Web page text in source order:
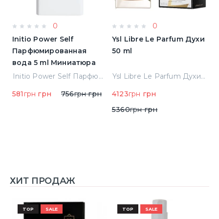
0
Initio Power Self
Парфюмированная
вода 5 ml Миниатюра
Initio Power Self Парфюмированная вода 5 ml Миниатюра
581 грн грн 756грнгрн
0
Ysl Libre Le Parfum Духи
50 ml
Ysl Libre Le Parfum Духи 50 ml
4123грн грн
5360грнгрн
ХИТ ПРОДАЖ
TOP SALE TOP SALE